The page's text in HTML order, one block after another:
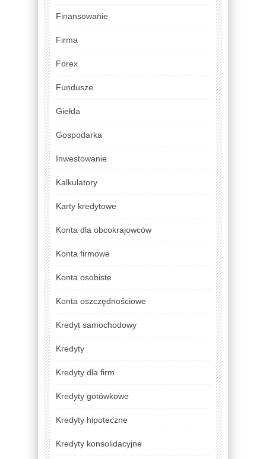
Finansowanie
Firma
Forex
Fundusze
Giełda
Gospodarka
Inwestowanie
Kalkulatory
Karty kredytowe
Konta dla obcokrajowców
Konta firmowe
Konta osobiste
Konta oszczędnościowe
Kredyt samochodowy
Kredyty
Kredyty dla firm
Kredyty gotówkowe
Kredyty hipoteczne
Kredyty konsolidacyjne